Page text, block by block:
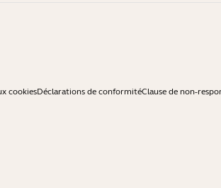
cookiesDéclarations de conformitéClause de non-